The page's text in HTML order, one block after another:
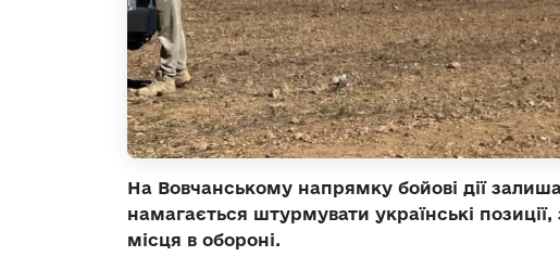
На Вовчанському напрямку бойові дії
намагається штурмувати українські
місця в обороні.